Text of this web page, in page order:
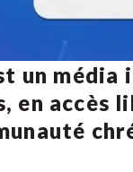
un média
en accès